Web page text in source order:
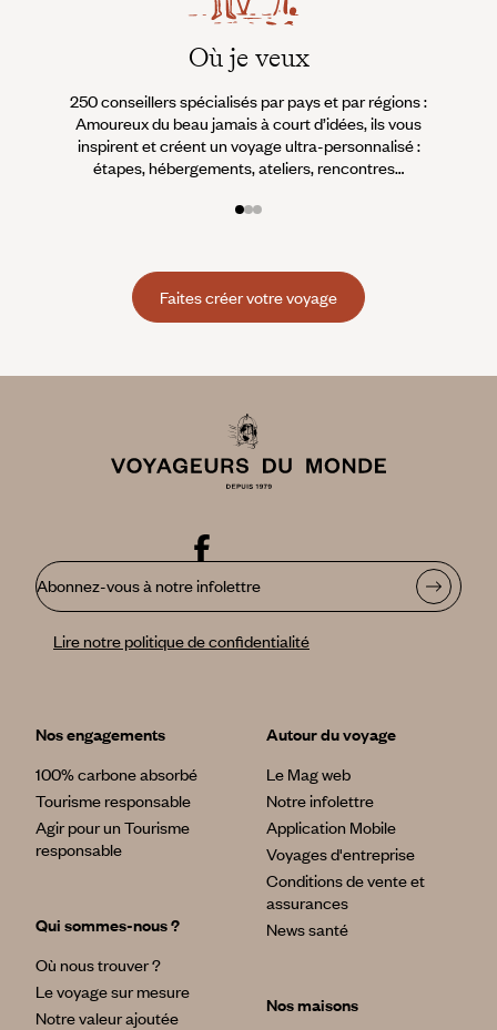
Où je veux
250 conseillers spécialisés par pays et par régions :
Amoureux du beau jamais à court d’idées, ils vous
inspirent et créent un voyage ultra-personnalisé :
étapes, hébergements, ateliers, rencontres…
Faites créer votre voyage
Abonnez-vous à notre infolettre
Lire notre politique de confidentialité
Nos engagements
100% carbone absorbé
Tourisme responsable
Agir pour un Tourisme
responsable
Qui sommes-nous ?
Où nous trouver ?
Le voyage sur mesure
Notre valeur ajoutée
Autour du voyage
Le Mag web
Notre infolettre
Application Mobile
Voyages d'entreprise
Conditions de vente et
assurances
News santé
Nos maisons